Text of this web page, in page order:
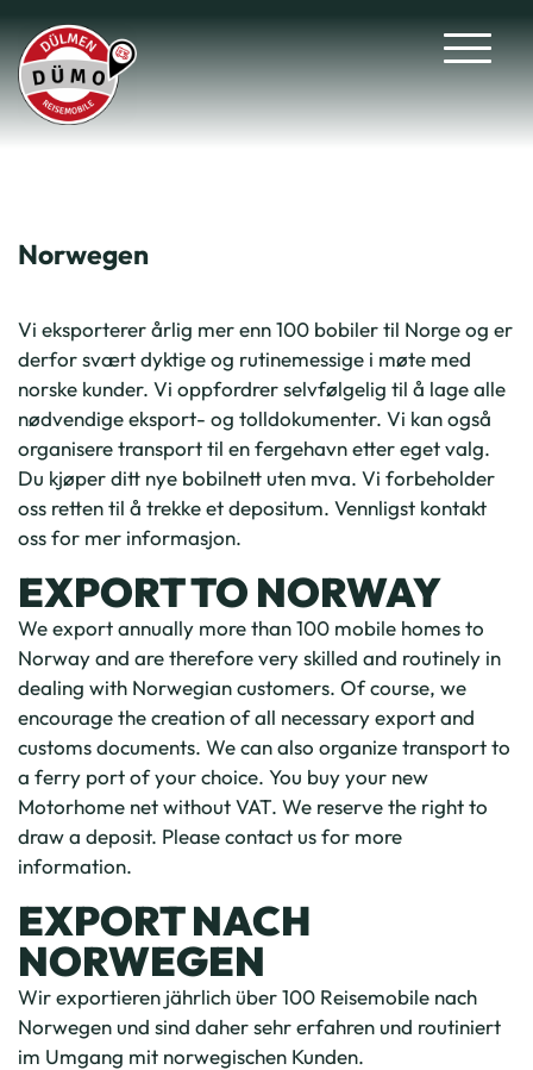
Norwegen
Vi eksporterer årlig mer enn 100 bobiler til Norge og er
derfor svært dyktige og rutinemessige i møte med
norske kunder. Vi oppfordrer selvfølgelig til å lage alle
nødvendige eksport- og tolldokumenter. Vi kan også
organisere transport til en fergehavn etter eget valg.
Du kjøper ditt nye bobilnett uten mva. Vi forbeholder
oss retten til å trekke et depositum. Vennligst kontakt
oss for mer informasjon.
EXPORT TO NORWAY
We export annually more than 100 mobile homes to
Norway and are therefore very skilled and routinely in
dealing with Norwegian customers. Of course, we
encourage the creation of all necessary export and
customs documents. We can also organize transport to
a ferry port of your choice. You buy your new
Motorhome net without VAT. We reserve the right to
draw a deposit. Please contact us for more
information.
EXPORT NACH
NORWEGEN
Wir exportieren jährlich über 100 Reisemobile nach
Norwegen und sind daher sehr erfahren und routiniert
im Umgang mit norwegischen Kunden.